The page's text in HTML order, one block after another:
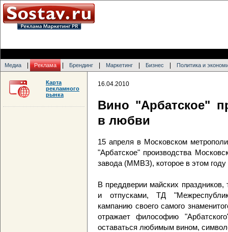
Медиа Реклама Брендинг Маркетинг Бизнес Политика и
16.04.2010
Вино "Арбатское"
в любви
15 апреля в Московском
"Арбатское" производства
завода (ММВЗ), которое в этом
В преддверии майских
и отпусками, ТД
кампанию своего самого
отражает философию
оставаться любимым вином,
Карта
рекламного
рынка